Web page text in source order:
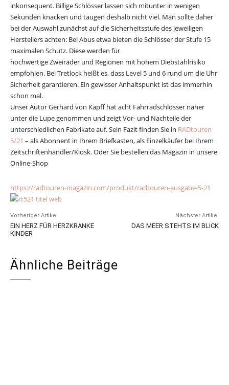
inkonsequent. Billige Schlösser lassen sich mitunter in wenigen
Sekunden knacken und taugen deshalb nicht viel. Man sollte daher
bei der Auswahl zunächst auf die Sicherheitsstufe des jeweiligen
Herstellers achten: Bei Abus etwa bieten die Schlösser der Stufe 15
maximalen Schutz. Diese werden für
hochwertige Zweiräder und Regionen mit hohem Diebstahlrisiko
empfohlen. Bei Tretlock heißt es, dass Level 5 und 6 rund um die Uhr
Sicherheit garantieren. Ein gewisser Anhaltspunkt ist das immerhin
schon mal.
Unser Autor Gerhard von Kapff hat acht Fahrradschlösser näher
unter die Lupe genommen und zeigt Vor- und Nachteile der
unterschiedlichen Fabrikate auf. Sein Fazit finden Sie in RADtouren
5/21 – als Abonnent in Ihrem Briefkasten, als Einzelkäufer bei Ihrem
Zeitschriftenhändler/Kiosk. Oder Sie bestellen das Magazin in unsere
Online-Shop
https://radtouren-magazin.com/produkt/radtouren-ausgabe-5-21
Vorheriger Artikel
EIN HERZ FÜR HERZKRANKE
KINDER
Nächster Artikel
DAS MEER STEHTS IM BLICK
Ähnliche Beiträge